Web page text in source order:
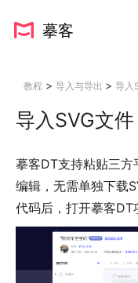
摹客
教程 > 导入与导出 > 导入
导入SVG文件
摹客DT支持粘贴三方
编辑，无需单独下载
代码后，打开摹客DT